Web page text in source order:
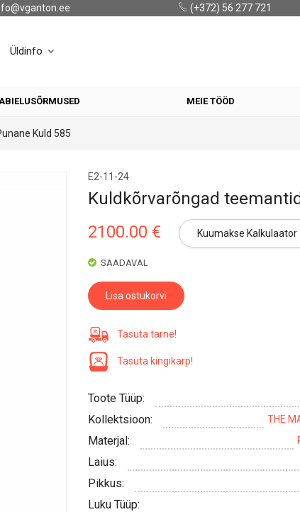
(+372) 56 277 721
Üldinfo
MEIE TÖÖD
Kuld 585
E2-11-24
Kuldkõrvarõngad
2100.00 €
Kuumakse Kalkulaator
SAADAVAL
Lisa ostukorvi
Tasuta tarne!
Tasuta kingikarp!
Toote Tüüp:
Kollektsioon: THE
Materjal:
Laius:
Pikkus:
Luku Tüüp: